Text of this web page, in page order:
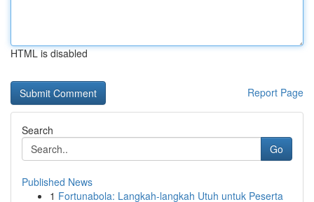
HTML is disabled
Report Page
Search
Go
Published News
1 Fortunabola: Langkah-langkah Utuh untuk Peserta